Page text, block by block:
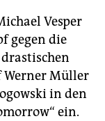
Vesper
gegen die
Werner Müller
in den
ein.